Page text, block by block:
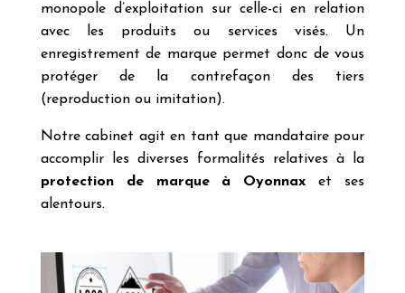
monopole d’exploitation sur celle-ci en relation
avec les produits ou services visés. Un
enregistrement de marque permet donc de vous
protéger de la contrefaçon des tiers
(reproduction ou imitation).
Notre cabinet agit en tant que mandataire pour
accomplir les diverses formalités relatives à la
protection de marque à Oyonnax et ses
alentours.